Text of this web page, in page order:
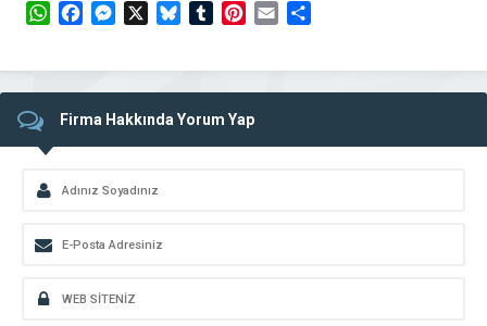
WhatsAppFacebookMessengerBlueskyTumblrPinterest
Email
Firma Hakkında Yorum Yap